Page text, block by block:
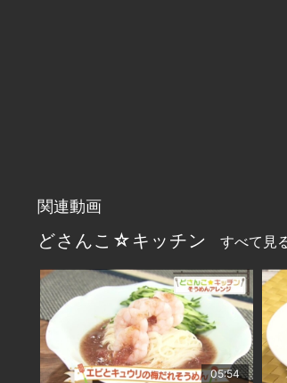
関連動画
どさんこ☆キッチン すべて見
05:54